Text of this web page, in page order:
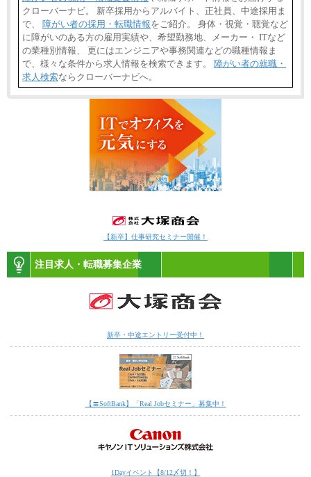
クローバーナビ。 新卒採用からアルバイト、正社員、中途採用ま
で、 障がい者の採用・転職情報をご紹介。 身体・視覚・聴覚など
に障がいのある方の雇用実績や、希望勤務地、メーカー・ ITなど
の業種別情報、 更にはエンジニアや事務関連などの職種情報ま
で、様々な条件から求人情報を検索できます。 障がい者の就職・
求人検索ならクローバーナビへ。
【新卒】仕事研究セミナー開催！
注目求人・転職募集企業
新卒・中途エントリー受付中！
【〓SoftBank】「Real Jobセミナー」募集中！
1Dayイベント【8/12〆切！】